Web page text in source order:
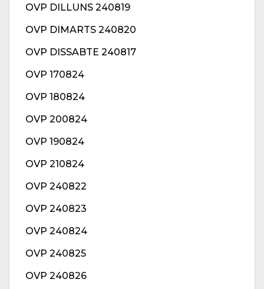
OVP DILLUNS 240819
OVP DIMARTS 240820
OVP DISSABTE 240817
OVP 170824
OVP 180824
OVP 200824
OVP 190824
OVP 210824
OVP 240822
OVP 240823
OVP 240824
OVP 240825
OVP 240826